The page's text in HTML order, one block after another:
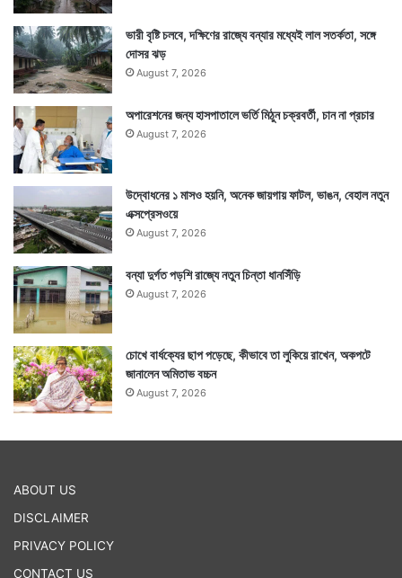
ভারী বৃষ্টি চলবে, দক্ষিণের রাজ্যে বন্যার মধ্যেই লাল সতর্কতা, সঙ্গে
দোসর ঝড়
August 7, 2026
অপারেশনের জন্য হাসপাতালে ভর্তি মিঠুন চক্রবর্তী, চান না প্রচার
August 7, 2026
উদ্বোধনের ১ মাসও হয়নি, অনেক জায়গায় ফাটল, ভাঙন, বেহাল নতুন
এক্সপ্রেসওয়ে
August 7, 2026
বন্যা দুর্গত পড়শি রাজ্যে নতুন চিন্তা ধানসিঁড়ি
August 7, 2026
চোখে বার্ধক্যের ছাপ পড়েছে, কীভাবে তা লুকিয়ে রাখেন, অকপটে
জানালেন অমিতাভ বচ্চন
August 7, 2026
ABOUT US
DISCLAIMER
PRIVACY POLICY
CONTACT US